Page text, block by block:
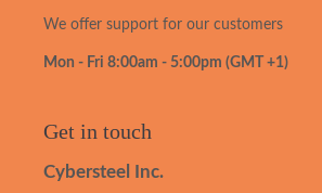
We offer support for our customers
Mon - Fri 8:00am - 5:00pm (GMT +1)
Get in touch
Cybersteel Inc.